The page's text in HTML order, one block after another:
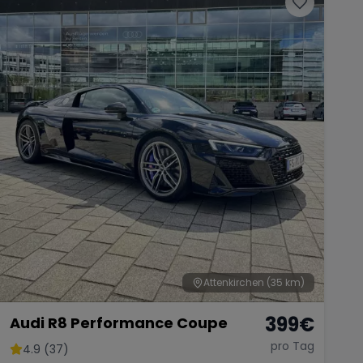
Attenkirchen (35 km)
Audi R8 Performance Coupe
4.9 (37)
399€
pro Tag